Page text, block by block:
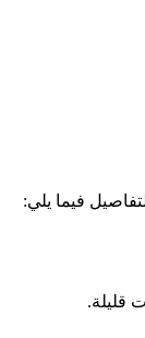
فيما يلي:
قليلة.